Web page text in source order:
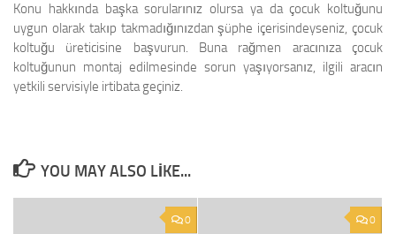
Konu hakkında başka sorularınız olursa ya da çocuk koltuğunu
uygun olarak takıp takmadığınızdan şüphe içerisindeyseniz, çocuk
koltuğu üreticisine başvurun. Buna rağmen aracınıza çocuk
koltuğunun montaj edilmesinde sorun yaşıyorsanız, ilgili aracın
yetkili servisiyle irtibata geçiniz.
YOU MAY ALSO LIKE...
0 0